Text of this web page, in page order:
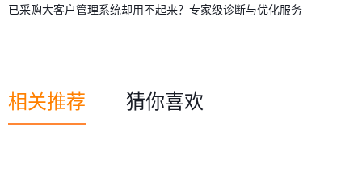
已采购大客户管理系统却用不起来？专家级诊断与优化服务
相关推荐 猜你喜欢